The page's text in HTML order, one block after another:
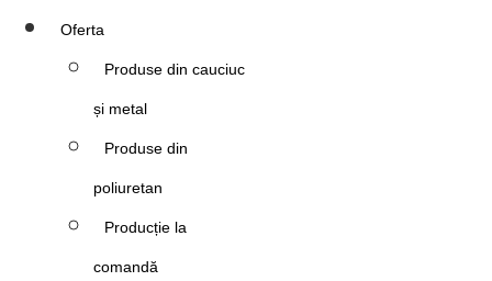
Oferta
Produse din cauciuc
și metal
Produse din
poliuretan
Producție la
comandă